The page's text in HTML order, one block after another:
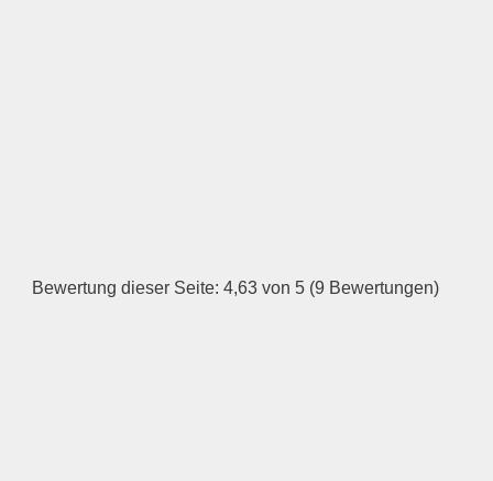
—
Bewertung dieser Seite: 4,63 von 5 (9 Bewertungen)